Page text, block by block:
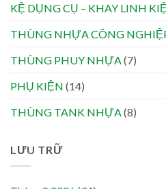
KỆ DỤNG CỤ – KHAY LINH
THÙNG NHỰA CÔNG
THÙNG PHUY NHỰA (7)
PHỤ KIỆN (14)
THÙNG TANK NHỰA (8)
LƯU TRỮ